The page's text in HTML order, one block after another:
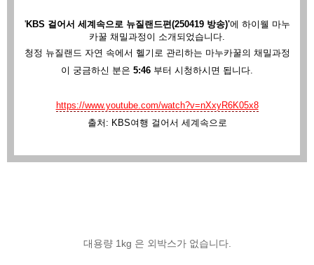
'KBS 걸어서 세계속으로 뉴질랜드편(250419 방송)'에 하이웰 마누
카꿀 채밀과정이 소개되었습니다.
청정 뉴질랜드 자연 속에서 헬기로 관리하는 마누카꿀의 채밀과정
이 궁금하신 분은 5:46 부터 시청하시면 됩니다.
https://www.youtube.com/watch?v=nXxyR6K05x8
출처: KBS여행 걸어서 세계속으로
대용량 1kg 은 외박스가 없습니다.